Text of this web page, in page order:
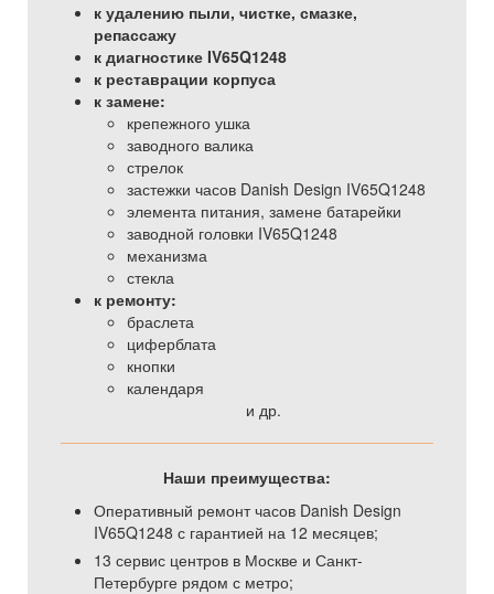
к удалению пыли, чистке, смазке,
репассажу
к диагностике IV65Q1248
к реставрации корпуса
к замене:
крепежного ушка
заводного валика
стрелок
застежки часов Danish Design IV65Q1248
элемента питания, замене батарейки
заводной головки IV65Q1248
механизма
стекла
к ремонту:
браслета
циферблата
кнопки
календаря
и др.
Наши преимущества:
Оперативный ремонт часов Danish Design
IV65Q1248 с гарантией на 12 месяцев;
13 сервис центров в Москве и Санкт-
Петербурге рядом с метро;